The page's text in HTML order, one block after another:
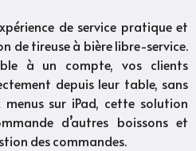
de service pratique et
de tireuse à bière libre-service.
à un compte, vos clients
depuis leur table, sans
sur iPad, cette solution
d’autres boissons et
des commandes.